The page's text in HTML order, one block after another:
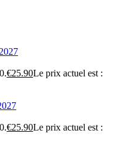
€25.90Le prix actuel est :
€25.90Le prix actuel est :